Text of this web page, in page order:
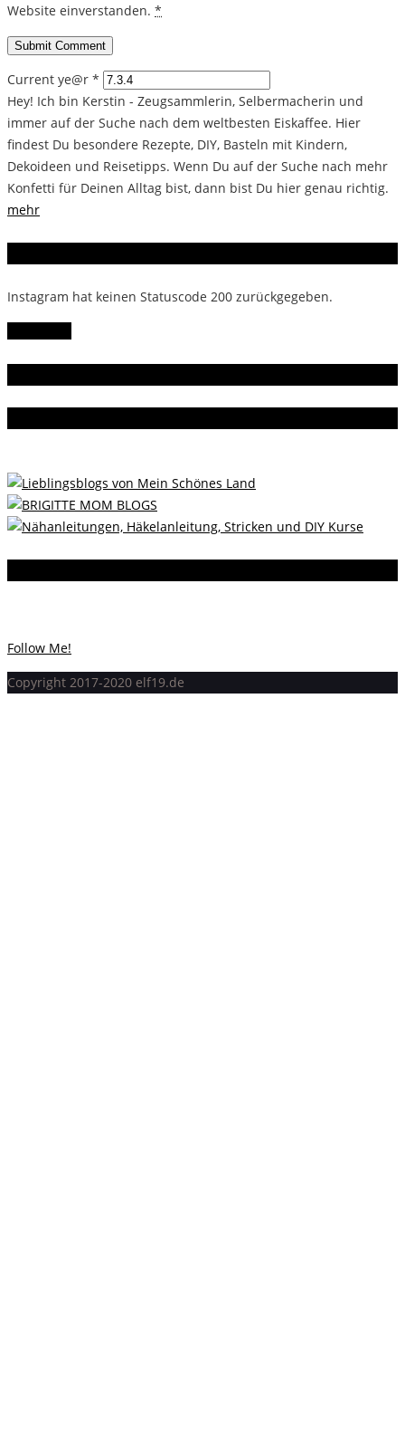
Website einverstanden. *
Current ye@r *
Hey! Ich bin Kerstin - Zeugsammlerin, Selbermacherin und
immer auf der Suche nach dem weltbesten Eiskaffee. Hier
findest Du besondere Rezepte, DIY, Basteln mit Kindern,
Dekoideen und Reisetipps. Wenn Du auf der Suche nach mehr
Konfetti für Deinen Alltag bist, dann bist Du hier genau richtig.
mehr
Instagram hat keinen Statuscode 200 zurückgegeben.
Follow Me!
Copyright 2017-2020 elf19.de